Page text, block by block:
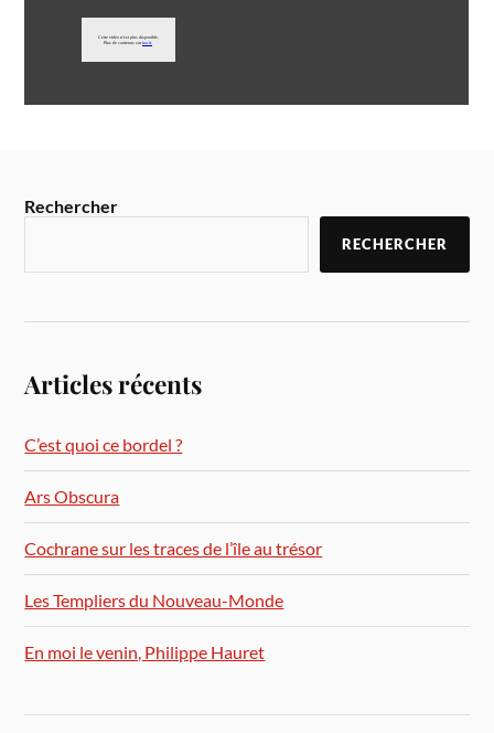
Rechercher
RECHERCHER
Articles récents
C’est quoi ce bordel ?
Ars Obscura
Cochrane sur les traces de l’île au trésor
Les Templiers du Nouveau-Monde
En moi le venin, Philippe Hauret